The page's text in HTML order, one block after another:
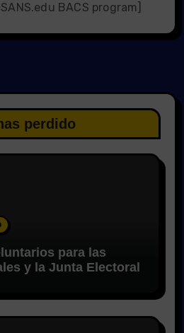
BACS program]
perdido
para las
y la Junta Electoral